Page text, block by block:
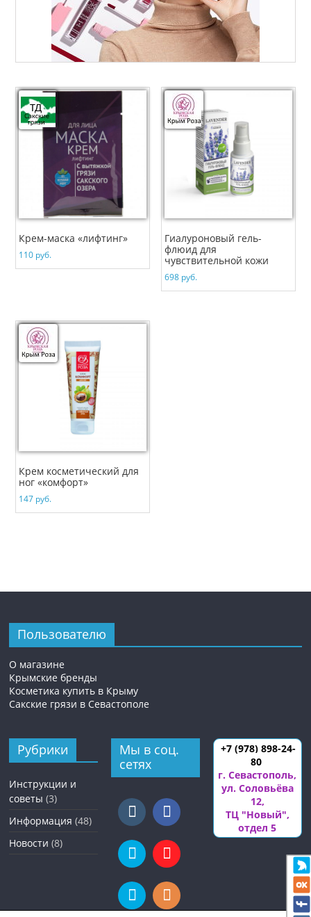
Крем-маска «лифтинг»
110 руб.
Гиалуроновый гель-
флюид для
чувствительной кожи
698 руб.
Крем косметический для
ног «комфорт»
147 руб.
Пользователю
О магазине
Крымские бренды
Косметика купить в Крыму
Сакские грязи в Севастополе
Рубрики
Инструкции и
советы (3)
Информация (48)
Новости (8)
Мы в соц.
сетях
+7 (978) 898-24-
80
г. Севастополь,
ул. Соловьёва
12,
ТЦ "Новый",
отдел 5